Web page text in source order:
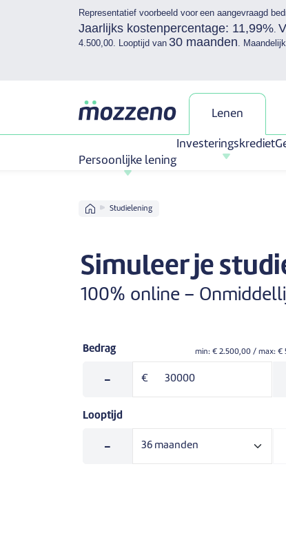
Representatief voorbeeld voor een aangevraagd
Jaarlijks kostenpercentage: 11,99%.
4.500,00. Looptijd van 30 maanden .
Lenen
Persoonlijke lening
Investeringskrediet
Home Studielening
Simuleer je
100% online –
Bedrag min: € 2.500,00 / max: €
- €
Looptijd
-